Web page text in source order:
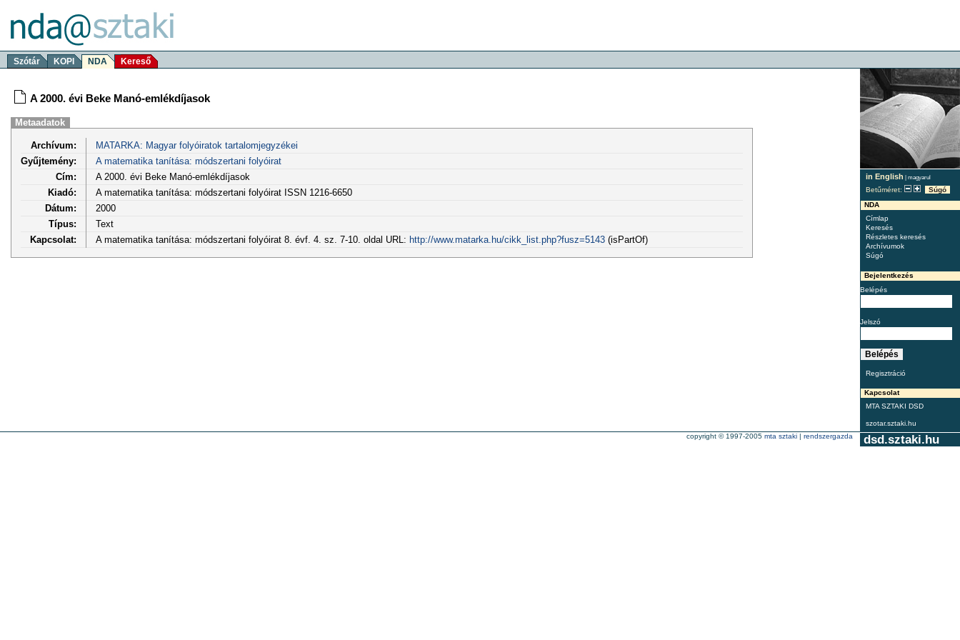
Szótár KOPI NDA Kereső
in English | magyarul
Betűméret:
Súgó
NDA
Címlap
Keresés
Részletes keresés
Archívumok
Súgó
Bejelentkezés
Belépés
Jelszó
Regisztráció
Kapcsolat
MTA SZTAKI DSD
szotar.sztaki.hu
A 2000. évi Beke Manó-emlékdíjasok
Metaadatok
Archívum:
MATARKA: Magyar folyóiratok tartalomjegyzékei
Gyűjtemény:
A matematika tanítása: módszertani folyóirat
Cím:
A 2000. évi Beke Manó-emlékdíjasok
Kiadó:
A matematika tanítása: módszertani folyóirat ISSN 1216-6650
Dátum:
2000
Típus:
Text
Kapcsolat:
A matematika tanítása: módszertani folyóirat 8. évf. 4. sz. 7-10. oldal URL: http://www.matarka.hu/cikk_list.php?fusz=5143(isPartOf)
dsd.sztaki.hu
copyright © 1997-2005 mta sztaki | rendszergazda